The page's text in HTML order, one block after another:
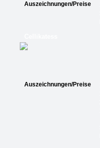
Auszeichnungen/Preise
Auszeichnungen/Preise